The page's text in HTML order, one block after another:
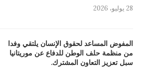
28 يوليو، 2026
المفوض المساعد لحقوق الإنسان يلتقي وفدا
من منظمة حلف الوطن للدفاع عن موريتانيا
سبل تعزيز التعاون المشترك.